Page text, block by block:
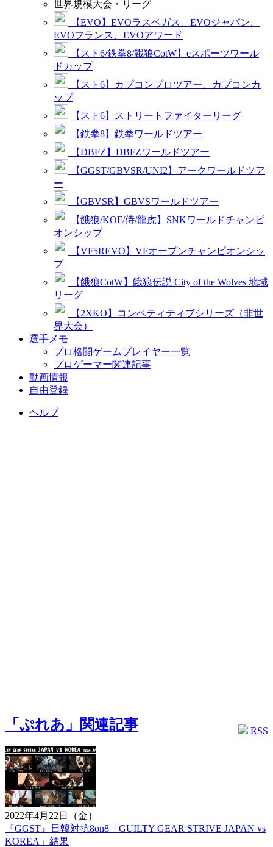
世界規模大会・リーグ
【EVO】EVOラスベガス、EVOジャパン、
EVOフランス、EVOアワード
【スト6/鉄拳8/餓狼CotW】eスポーツワール
ドカップ
【スト6】カプコンプロツアー、カプコンカ
ップ
【スト6】ストリートファイターリーグ
【鉄拳8】鉄拳ワールドツアー
【DBFZ】DBFZワールドツアー
【GGST/GBVSR/UNI2】アークワールドツア
ー
【GBVSR】GBVSワールドツアー
【餓狼/KOF/侍/龍虎】SNKワールドチャンピ
オンシップ
【VF5REVO】VFオープンチャンピオンシッ
プ
【餓狼CotW】餓狼伝説 City of the Wolves 地域
リーグ
【2XKO】コンペティティブシリーズ（非世
界大会）
選手メモ
プロ格闘ゲームプレイヤー一覧
プロゲーマー関連記事
動画情報
自由登録
ヘルプ
RSS
「ぷれあ」関連記事
2022年4月22日（金）
『GGST』日韓対抗8on8「GUILTY GEAR STRIVE JAPAN vs
KOREA」結果